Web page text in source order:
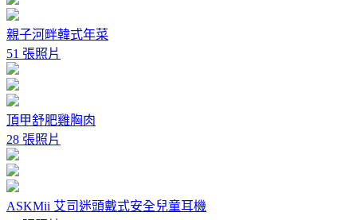
親子河畔韓式年菜
51 張照片
頂甲舒肥雞胸肉
28 張照片
ASKMii 艾司迷頭戴式安全兒童耳機